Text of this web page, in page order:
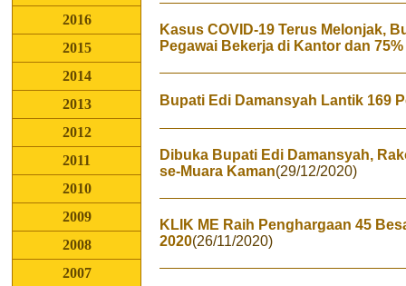
2016
2015
2014
2013
2012
2011
2010
2009
2008
2007
Kasus COVID-19 Terus Melonjak,
Pegawai Bekerja di Kantor dan
Bupati Edi Damansyah Lantik 169
Dibuka Bupati Edi Damansyah,
se-Muara Kaman(29/12/2020)
KLIK ME Raih Penghargaan 45
2020(26/11/2020)